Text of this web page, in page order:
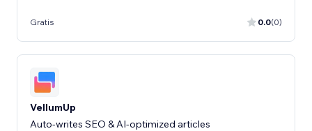
Gratis 0.0(0)
VellumUp
Auto-writes SEO & AI-optimized articles